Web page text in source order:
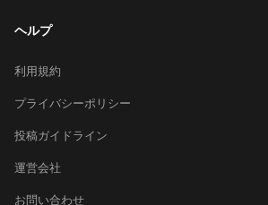
ヘルプ
利用規約
プライバシーポリシー
投稿ガイドライン
運営会社
お問い合わせ